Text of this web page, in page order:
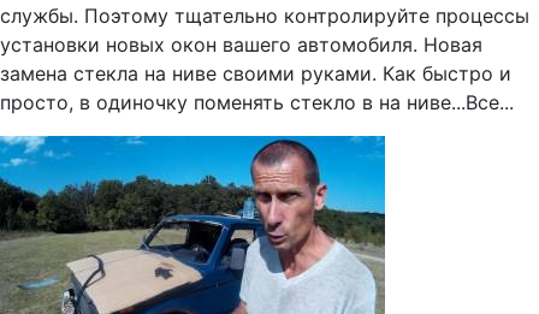
службы. Поэтому тщательно контролируйте процессы
установки новых окон вашего автомобиля. Новая
замена стекла на ниве своими руками. Как быстро и
просто, в одиночку поменять стекло в на ниве...Все...